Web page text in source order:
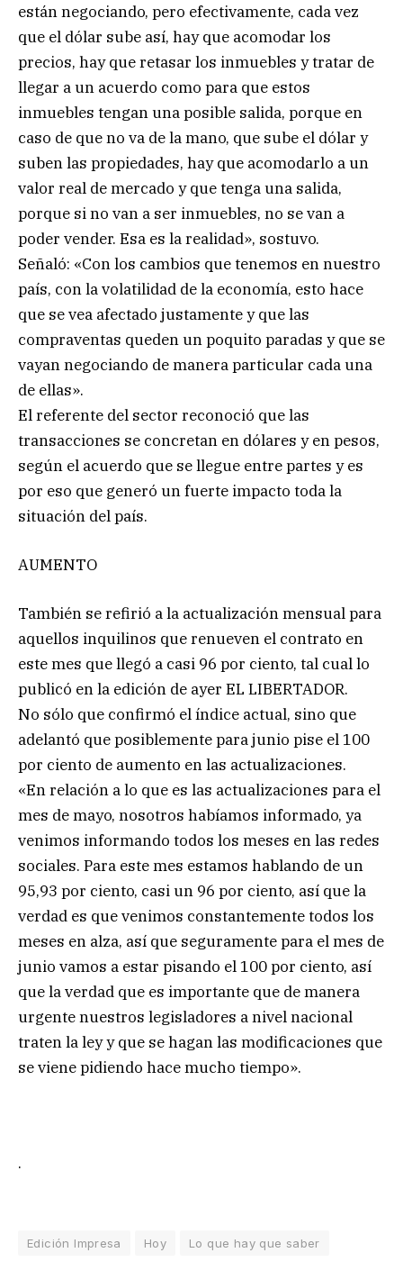
están negociando, pero efectivamente, cada vez
que el dólar sube así, hay que acomodar los
precios, hay que retasar los inmuebles y tratar de
llegar a un acuerdo como para que estos
inmuebles tengan una posible salida, porque en
caso de que no va de la mano, que sube el dólar y
suben las propiedades, hay que acomodarlo a un
valor real de mercado y que tenga una salida,
porque si no van a ser inmuebles, no se van a
poder vender. Esa es la realidad», sostuvo.
Señaló: «Con los cambios que tenemos en nuestro
país, con la volatilidad de la economía, esto hace
que se vea afectado justamente y que las
compraventas queden un poquito paradas y que se
vayan negociando de manera particular cada una
de ellas».
El referente del sector reconoció que las
transacciones se concretan en dólares y en pesos,
según el acuerdo que se llegue entre partes y es
por eso que generó un fuerte impacto toda la
situación del país.
AUMENTO
También se refirió a la actualización mensual para
aquellos inquilinos que renueven el contrato en
este mes que llegó a casi 96 por ciento, tal cual lo
publicó en la edición de ayer EL LIBERTADOR.
No sólo que confirmó el índice actual, sino que
adelantó que posiblemente para junio pise el 100
por ciento de aumento en las actualizaciones.
«En relación a lo que es las actualizaciones para el
mes de mayo, nosotros habíamos informado, ya
venimos informando todos los meses en las redes
sociales. Para este mes estamos hablando de un
95,93 por ciento, casi un 96 por ciento, así que la
verdad es que venimos constantemente todos los
meses en alza, así que seguramente para el mes de
junio vamos a estar pisando el 100 por ciento, así
que la verdad que es importante que de manera
urgente nuestros legisladores a nivel nacional
traten la ley y que se hagan las modificaciones que
se viene pidiendo hace mucho tiempo».
.
Edición Impresa Hoy Lo que hay que saber